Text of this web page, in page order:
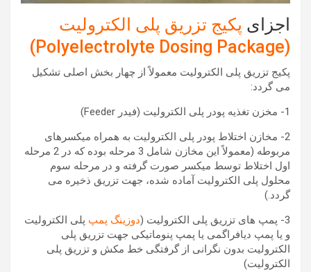
اجزای پکیج تزریق پلی الکترولیت
(Polyelectrolyte Dosing Package)
پکیج تزریق پلی الکترولیت معمولاً از چهار بخش اصلی تشکیل
می گردد:
1- مخزن تغذیه پودر پلی الکترولیت (فیدر Feeder)
2- مخازن اختلاط پودر پلی الکترولیت به همراه میکسرهای
مربوطه (معمولاً این مخازن شامل 3 مرحله بوده که در 2 مرحله
اول اختلاط توسط میکسر صورت گرفته و در مرحله سوم
محلول پلی الکترولیت آماده شده، جهت تزریق ذخیره می
گردد.)
3- پمپ های تزریق پلی الکترولیت (
دوزینگ پمپ پلی الکترولیت
و یا پمپ دیافراگمی یا پمپ پنوماتیکی جهت تزریق پلی
الکترولیت بدون نگرانی از گرفتگی خط مکش و تزریق پلی
الکترولیت)